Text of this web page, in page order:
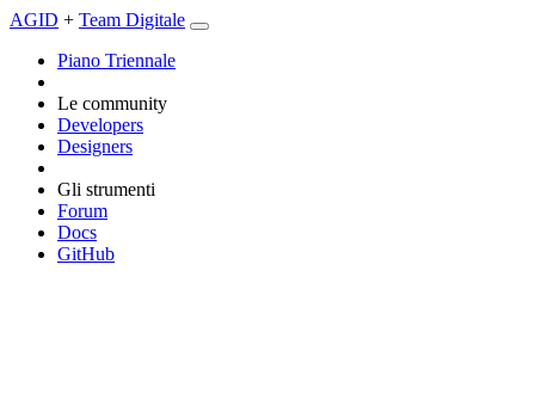
AGID + Team Digitale
Piano Triennale
Le community
Developers
Designers
Gli strumenti
Forum
Docs
GitHub